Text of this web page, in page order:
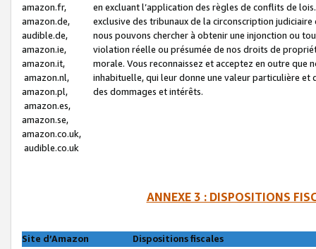
amazon.fr,
amazon.de,
audible.de,
amazon.ie,
amazon.it,
amazon.nl,
amazon.pl,
amazon.es,
amazon.se,
amazon.co.uk,
audible.co.uk
en excluant l’application des règles de conflits de
exclusive des tribunaux de la circonscription
nous pouvons chercher à obtenir une injonction ou
violation réelle ou présumée de nos droits de
morale. Vous reconnaissez et acceptez en outre que
inhabituelle, qui leur donne une valeur particulière
des dommages et intérêts.
ANNEXE 3 : DISPOSITIONS
Site d’Amazon
Dispositions fiscales